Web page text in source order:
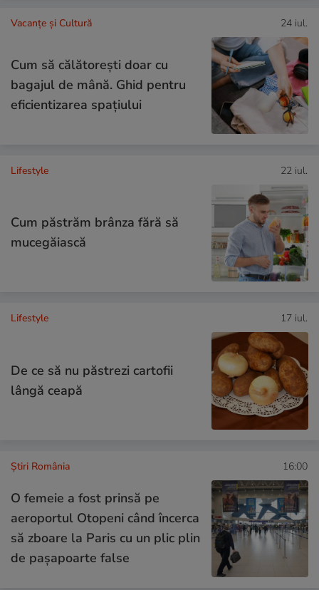
Vacanțe și Cultură 24 iul.
Cum să călătoreşti doar cu
bagajul de mână. Ghid pentru
eficientizarea spaţiului
Lifestyle 22 iul.
Cum păstrăm brânza fără să
mucegăiască
Lifestyle 17 iul.
De ce să nu păstrezi cartofii
lângă ceapă
Știri România 16:00
O femeie a fost prinsă pe
aeroportul Otopeni când încerca
să zboare la Paris cu un plic plin
de pașapoarte false